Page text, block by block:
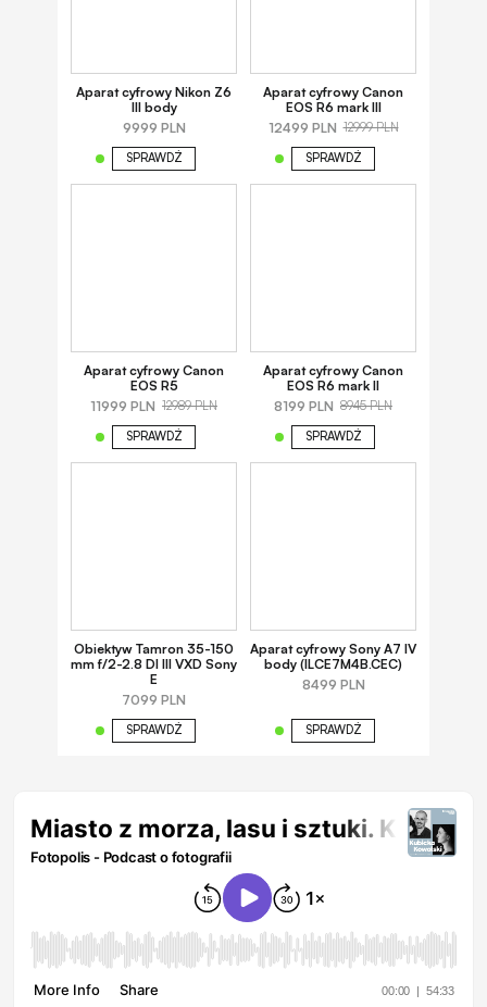
Aparat cyfrowy Nikon Z6
III body
9999 PLN
SPRAWDŹ
Aparat cyfrowy Canon
EOS R6 mark III
12499 PLN 12999 PLN
SPRAWDŹ
Aparat cyfrowy Canon
EOS R5
11999 PLN 12989 PLN
SPRAWDŹ
Aparat cyfrowy Canon
EOS R6 mark II
8199 PLN 8945 PLN
SPRAWDŹ
Obiektyw Tamron 35-150
mm f/2-2.8 DI III VXD Sony
E
7099 PLN
SPRAWDŹ
Aparat cyfrowy Sony A7 IV
body (ILCE7M4B.CEC)
8499 PLN
SPRAWDŹ